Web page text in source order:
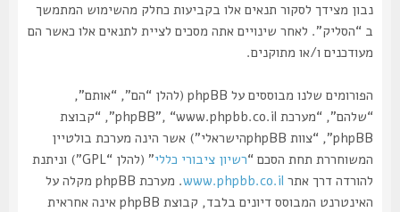
נבון מצידך לסקור תנאים אלו בקביעות כחלק מהשימוש המתמשך
ב “הסליק”. לאחר שינויים אתה מסכים לציית לתנאים אלו כאשר הם
מעודכנים ו/או מתוקנים.
הפורומים שלנו מבוססים על phpBB (להלן “הם”, “אותם”,
“שלהם”, “מערכת phpBB”, “www.phpbb.co.il”, “קבוצת
phpBB”, “צוות phpBBהישראלי”) אשר הינה מערכת בולטיין
המשוחררת תחת הסכם “רשיון ציבורי כללי
” (להלן “GPL”) וניתנת
להורדה דרך אתר www.phpbb.co.il
. מערכת phpBB מקלה על
האינטרנט המבוסס דיונים בלבד, קבוצת phpBB אינה אחראית